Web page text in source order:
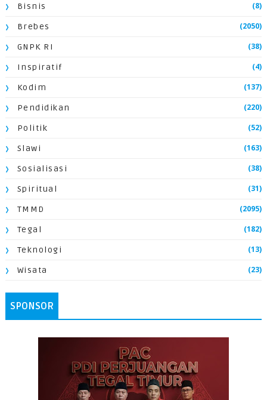
Bisnis (8)
Brebes (2050)
GNPK RI (38)
Inspiratif (4)
Kodim (137)
Pendidikan (220)
Politik (52)
Slawi (163)
Sosialisasi (38)
Spiritual (31)
TMMD (2095)
Tegal (182)
Teknologi (13)
Wisata (23)
SPONSOR